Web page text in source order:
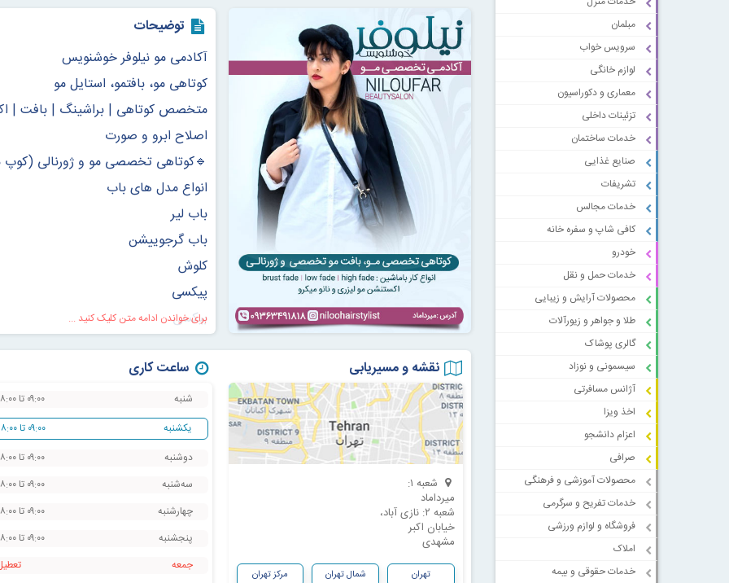
مبلمان
سرویس خواب
لوازم خانگی
معماری و دکوراسیون
تزئینات داخلی
خدمات ساختمان
صنایع غذایی
تشریفات
خدمات مجالس
کافی شاپ و سفره خانه
خودرو
خدمات حمل و نقل
محصولات آرایش و زیبایی
طلا و جواهر و زیورآلات
گالری پوشاک
سیسمونی و نوزاد
آژانس مسافرتی
اخذ ویزا
اعزام دانشجو
صرافی
محصولات آموزشی و فرهنگی
خدمات تفریح و سرگرمی
فروشگاه و لوازم ورزشی
املاک
خدمات حقوقی و بیمه
توضیحات
آکادمی مو نیلوفر خوشنویس
کوتاهی مو، بافتمو، استایل مو
متخصص کوتاهی | براشینگ | بافت |
اصلاح ابرو و صورت
🔹کوتاهی تخصصی مو و ژورنالی (کوپ
انواع مدل های باب
باب لیر
باب گرجوییشن
کلوش
پیکسی
بیکسی
کات لیزری
شگی
ولف کات
جلی فیش
باترفلای
مصری
مصری فانتزی
برای خواندن ادامه متن کلیک کنید ...
نقشه و مسیریابی
شعبه ۱:
میرداماد
شعبه ۲: نازی آباد،
خیابان اکبر
مشهدی
تهران شمال تهران مرکز تهران
ساعت کاری
شنبه
۰۹:۰۰ تا ۱۸:۰۰
یکشنبه
۰۹:۰۰ تا ۱۸:۰۰
دوشنبه
۰۹:۰۰ تا ۱۸:۰۰
سه‌شنبه
۰۹:۰۰ تا ۱۸:۰۰
چهارشنبه
۰۹:۰۰ تا ۱۸:۰۰
پنجشنبه
۰۹:۰۰ تا ۱۸:۰۰
جمعه